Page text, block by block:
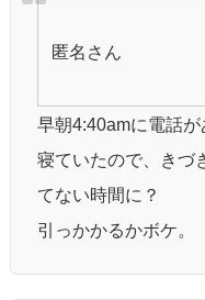
匿名 さん
早朝4:40amに電話が
寝ていたので、きづ
てない時間に？
引っかかるかボケ。